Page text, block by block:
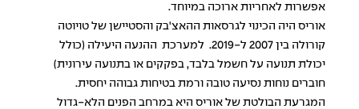
אפשרות לאחריות ארוכה במיוחד.
אוריס היה הכינוי לגרסאות ההאצ'בק והסטיישן של טויוטה
קורולה בין 2007 ל-2019. למערכת ההנעה היעילה (כולל
יכולת תנועה על חשמל בלבד, בפקקים או בתנועה עירונית)
חוברים נוחות נסיעה טובה ורמת בטיחות גבוהה יחסית.
המגרעת הבולטת של אוריס היא במרחב הפנים הלא-גדול